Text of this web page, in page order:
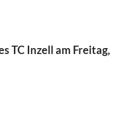
TC Inzell am Freitag,